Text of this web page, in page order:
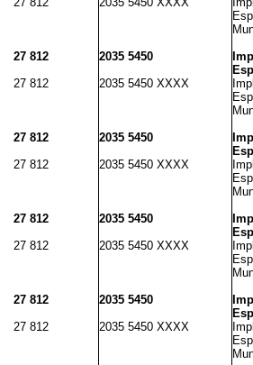
27 812
2035 5450
27 812
2035 5450 XXXX
27 812
2035 5450
27 812
2035 5450 XXXX
27 812
2035 5450
27 812
2035 5450 XXXX
27 812
2035 5450
27 812
2035 5450 XXXX